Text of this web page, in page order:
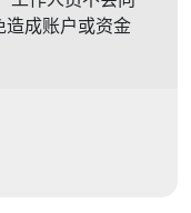
造成账户或资金